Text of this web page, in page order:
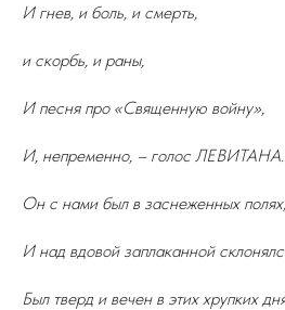
И гнев, и боль, и смерть,
и скорбь, и раны,
И песня про «Священную войну»,
И, непременно, – голос ЛЕВИТАНА.
Он с нами был в заснеженных полях,
И над вдовой заплаканной
Был тверд и вечен в этих хрупких